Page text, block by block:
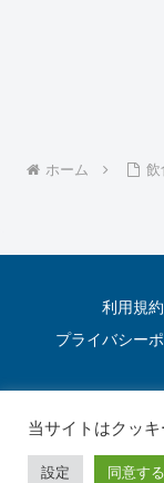
ホーム 飲
利用規約
プライバシー
当サイトはクッキ
設定 同意する